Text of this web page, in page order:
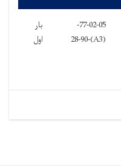
77-02-05-
(A3)-28-90
بار
اول